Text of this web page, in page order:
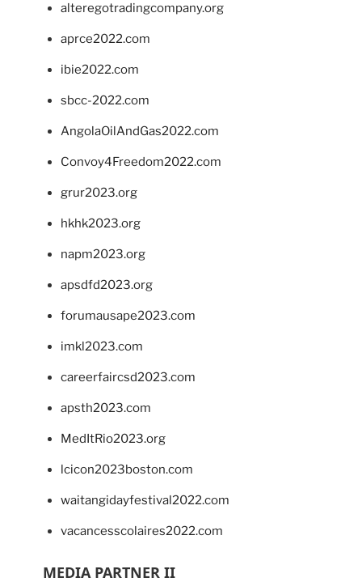
alteregotradingcompany.org
aprce2022.com
ibie2022.com
sbcc-2022.com
AngolaOilAndGas2022.com
Convoy4Freedom2022.com
grur2023.org
hkhk2023.org
napm2023.org
apsdfd2023.org
forumausape2023.com
imkl2023.com
careerfaircsd2023.com
apsth2023.com
MedItRio2023.org
lcicon2023boston.com
waitangidayfestival2022.com
vacancesscolaires2022.com
MEDIA PARTNER II